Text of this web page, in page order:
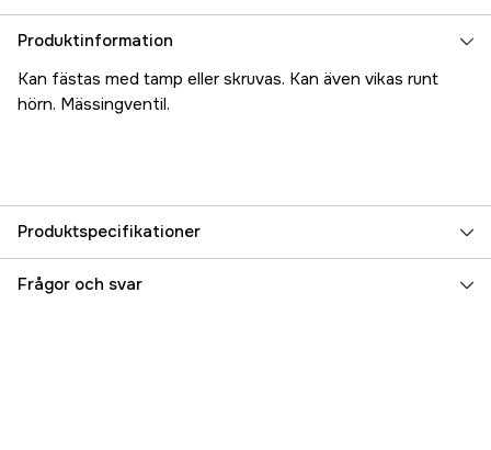
Produktinformation
Kan fästas med tamp eller skruvas. Kan även vikas runt
hörn. Mässingventil.
Produktspecifikationer
Referensnummer 5000017173
Frågor och svar